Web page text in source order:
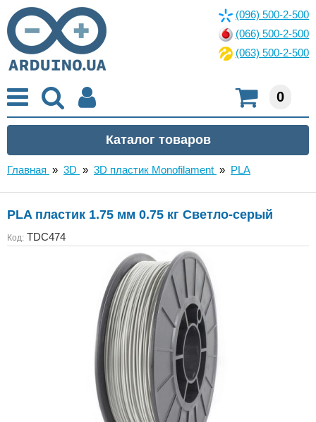
(096) 500-2-500
(066) 500-2-500
(063) 500-2-500
0
Главная » 3D » 3D пластик Monofilament » PLA
PLA пластик 1.75 мм 0.75 кг Светло-серый
Код: TDC474